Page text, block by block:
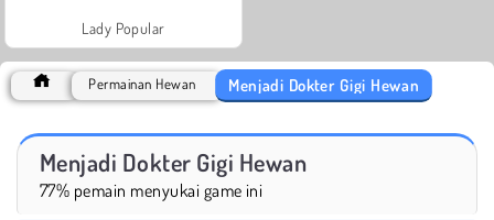
Lady Popular
Permainan Hewan Menjadi Dokter Gigi Hewan
Menjadi Dokter Gigi Hewan
77% pemain menyukai game ini